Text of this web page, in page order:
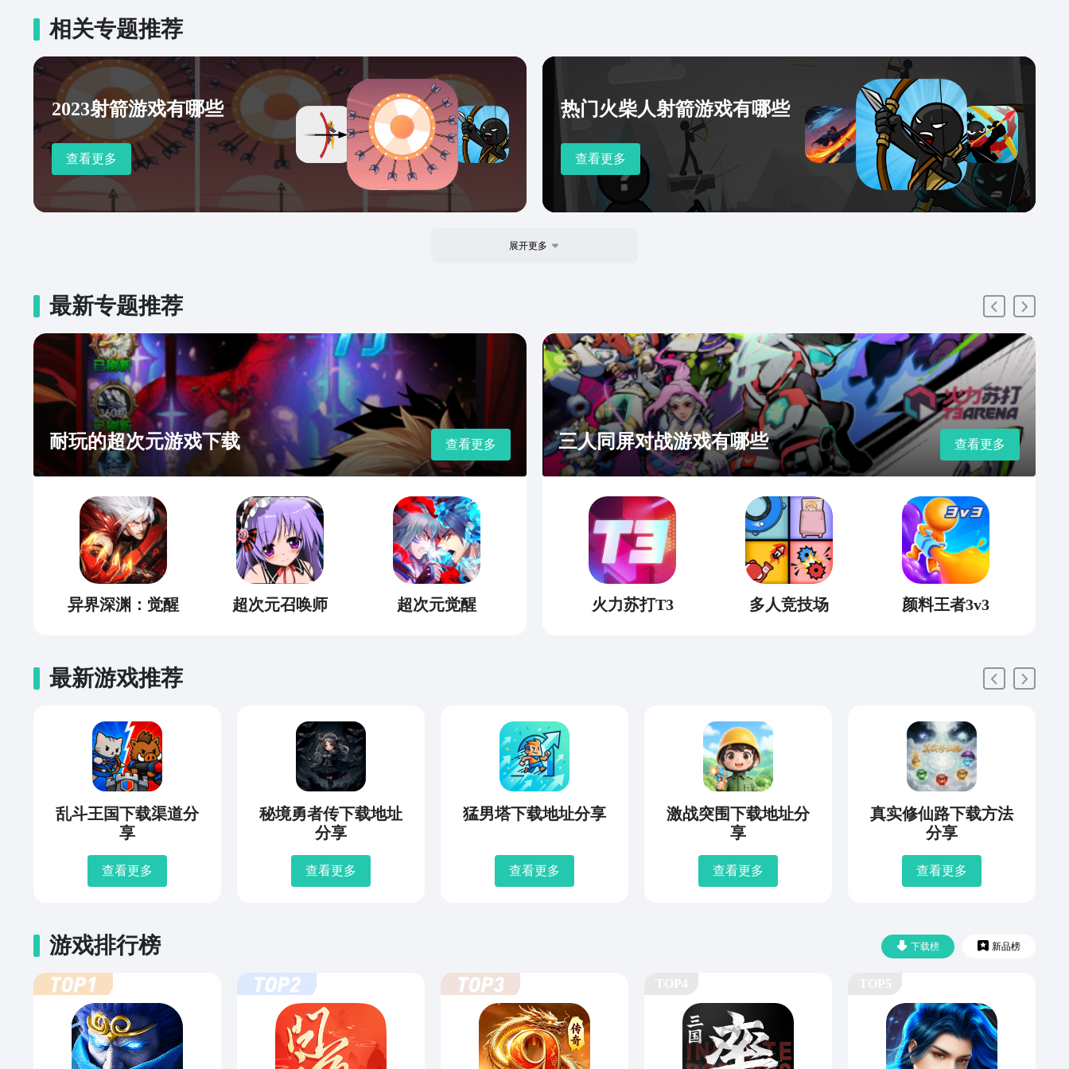
相关专题推荐
2023射箭游戏有哪些
查看更多
热门火柴人射箭游戏有哪些
查看更多
展开更多
最新专题推荐
耐玩的超次元游戏下载 查看更多
异界深渊：觉醒 超次元召唤师 超次元觉醒
三人同屏对战游戏有哪些 查看更多
火力苏打T3 多人竞技场 颜料王者3v3
最新游戏推荐
乱斗王国下载渠道分
享
查看更多
秘境勇者传下载地址
分享
查看更多
猛男塔下载地址分享
查看更多
激战突围下载地址分
享
查看更多
真实修仙路下载方法
分享
查看更多
下载榜 新品榜
游戏排行榜